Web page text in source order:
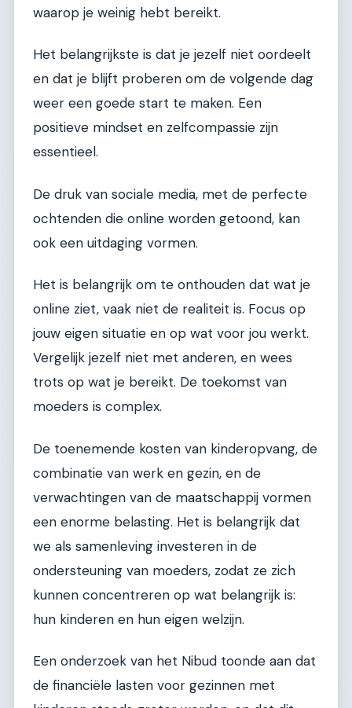
waarop je weinig hebt bereikt.
Het belangrijkste is dat je jezelf niet oordeelt
en dat je blijft proberen om de volgende dag
weer een goede start te maken. Een
positieve mindset en zelfcompassie zijn
essentieel.
De druk van sociale media, met de perfecte
ochtenden die online worden getoond, kan
ook een uitdaging vormen.
Het is belangrijk om te onthouden dat wat je
online ziet, vaak niet de realiteit is. Focus op
jouw eigen situatie en op wat voor jou werkt.
Vergelijk jezelf niet met anderen, en wees
trots op wat je bereikt. De toekomst van
moeders is complex.
De toenemende kosten van kinderopvang, de
combinatie van werk en gezin, en de
verwachtingen van de maatschappij vormen
een enorme belasting. Het is belangrijk dat
we als samenleving investeren in de
ondersteuning van moeders, zodat ze zich
kunnen concentreren op wat belangrijk is:
hun kinderen en hun eigen welzijn.
Een onderzoek van het Nibud toonde aan dat
de financiële lasten voor gezinnen met